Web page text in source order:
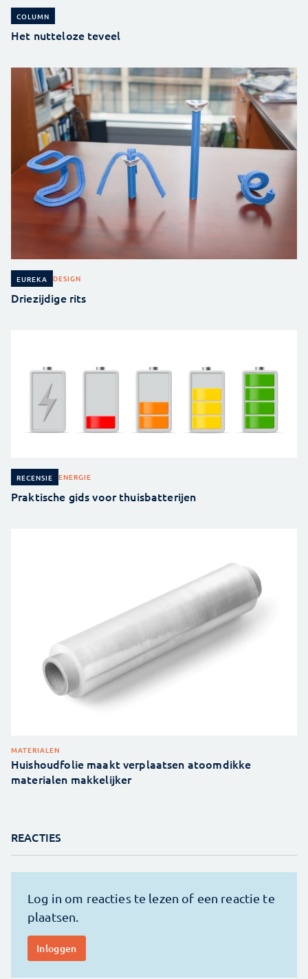
COLUMN
Het nutteloze teveel
EUREKA DESIGN
Driezijdige rits
RECENSIE ENERGIE
Praktische gids voor thuisbatterijen
MATERIALEN
Huishoudfolie maakt verplaatsen atoomdikke
materialen makkelijker
REACTIES